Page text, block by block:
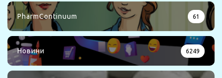
PharmContinuum 61
Новини 6249